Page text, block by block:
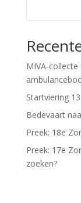
MIVA-
Startviering
Bedevaart
Preek: 18e
Preek: 17e
zoeken?